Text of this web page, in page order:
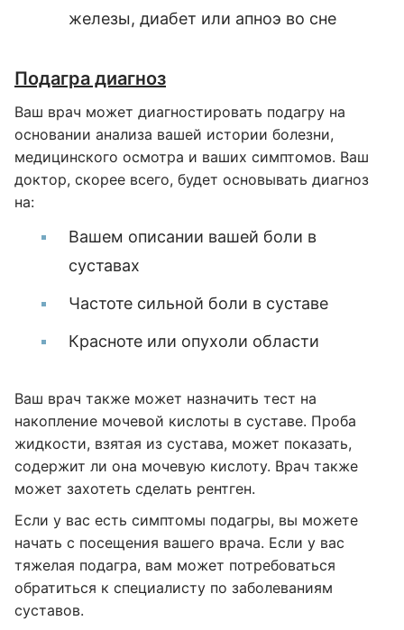
железы, диабет или апноэ во сне
Подагра диагноз
Ваш врач может диагностировать подагру на
основании анализа вашей истории болезни,
медицинского осмотра и ваших симптомов. Ваш
доктор, скорее всего, будет основывать диагноз
на:
Вашем описании вашей боли в
суставах
Частоте сильной боли в суставе
Красноте или опухоли области
Ваш врач также может назначить тест на
накопление мочевой кислоты в суставе. Проба
жидкости, взятая из сустава, может показать,
содержит ли она мочевую кислоту. Врач также
может захотеть сделать рентген.
Если у вас есть симптомы подагры, вы можете
начать с посещения вашего врача. Если у вас
тяжелая подагра, вам может потребоваться
обратиться к специалисту по заболеваниям
суставов.